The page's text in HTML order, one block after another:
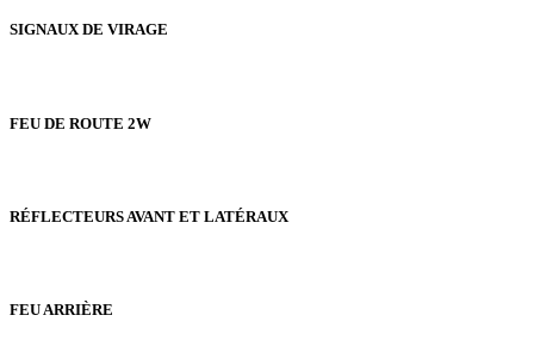
SIGNAUX DE VIRAGE
FEU DE ROUTE 2W
RÉFLECTEURS AVANT ET LATÉRAUX
FEU ARRIÈRE